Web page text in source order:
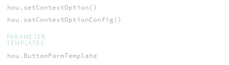
hou.setContextOption()
hou.setContextOptionConfig()
PARAMETER
TEMPLATES
hou.ButtonParmTemplate